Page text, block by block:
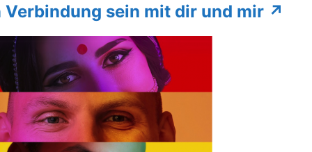
Verbindung sein mit dir und mir ↗